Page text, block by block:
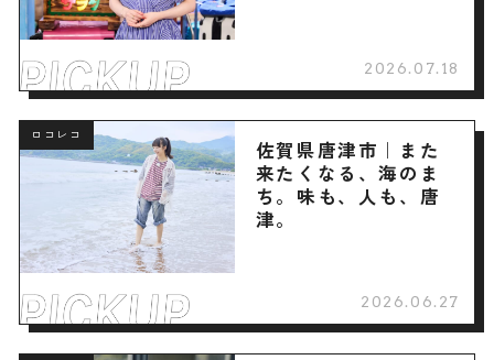
2026.07.18
ロコレコ
佐賀県唐津市｜また
来たくなる、海のま
ち。味も、人も、唐
津。
2026.06.27